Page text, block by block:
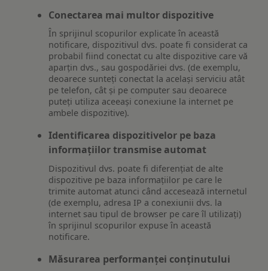
Conectarea mai multor dispozitive
În sprijinul scopurilor explicate în această
notificare, dispozitivul dvs. poate fi considerat ca
probabil fiind conectat cu alte dispozitive care vă
aparțin dvs., sau gospodăriei dvs. (de exemplu,
deoarece sunteți conectat la același serviciu atât
pe telefon, cât și pe computer sau deoarece
puteți utiliza aceeași conexiune la internet pe
ambele dispozitive).
Identificarea dispozitivelor pe baza
informațiilor transmise automat
Dispozitivul dvs. poate fi diferențiat de alte
dispozitive pe baza informațiilor pe care le
trimite automat atunci când accesează internetul
(de exemplu, adresa IP a conexiunii dvs. la
internet sau tipul de browser pe care îl utilizați)
în sprijinul scopurilor expuse în această
notificare.
Măsurarea performanței conținutului